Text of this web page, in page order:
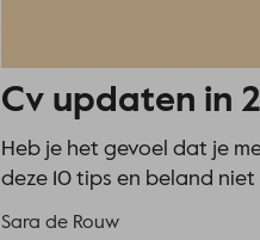
Cv updaten in
Heb je het gevoel dat je
deze 10 tips en beland
Sara de Rouw